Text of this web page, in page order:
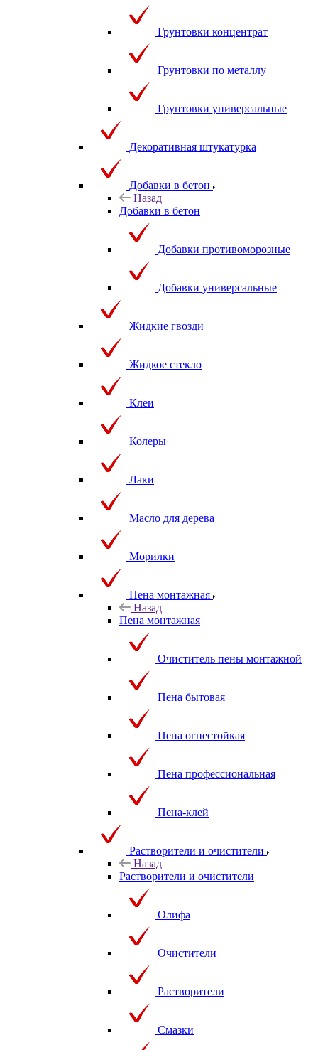
Грунтовки концентрат
Грунтовки по металлу
Грунтовки универсальные
Декоративная штукатурка
Добавки в бетон
Назад
Добавки в бетон
Добавки противоморозные
Добавки универсальные
Жидкие гвозди
Жидкое стекло
Клеи
Колеры
Лаки
Масло для дерева
Морилки
Пена монтажная
Назад
Пена монтажная
Очиститель пены монтажной
Пена бытовая
Пена огнестойкая
Пена профессиональная
Пена-клей
Растворители и очистители
Назад
Растворители и очистители
Олифа
Очистители
Растворители
Смазки